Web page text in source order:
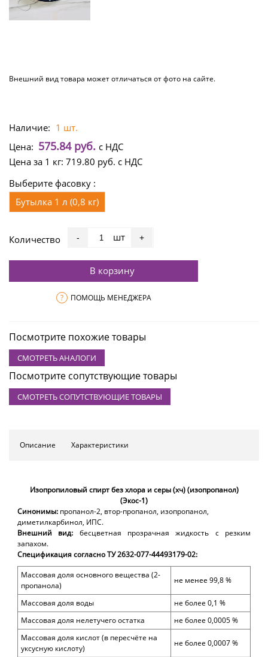
Внешний вид товара может отличаться от фото на сайте.
Наличие: 1 шт.
Цена: 575.84 руб. с НДС
Цена за 1 кг: 719.80 руб. с НДС
Выберите фасовку :
Бутылка 1 л (0,8 кг)
Количество - шт +
В корзину
? ПОМОЩЬ МЕНЕДЖЕРА
Посмотрите похожие товары
СМОТРЕТЬ АНАЛОГИ
Посмотрите сопутствующие товары
СМОТРЕТЬ СОПУТСТВУЮЩИЕ ТОВАРЫ
Описание Характеристики
Изопропиловый спирт без хлора и серы (хч) (изопропанол)
(Экос-1)
Синонимы: пропанол-2, втор-пропанол, изопропанол,
диметилкарбинол, ИПС.
Внешний вид: бесцветная прозрачная жидкость с резким
запахом.
Спецификация согласно ТУ 2632-077-44493179-02:
Массовая доля основного вещества (2-
пропанола)
не менее 99,8 %
Массовая доля воды
не более 0,1 %
Массовая доля нелетучего остатка
не более 0,0005 %
Массовая доля кислот (в пересчёте на
уксусную кислоту)
не более 0,0007 %